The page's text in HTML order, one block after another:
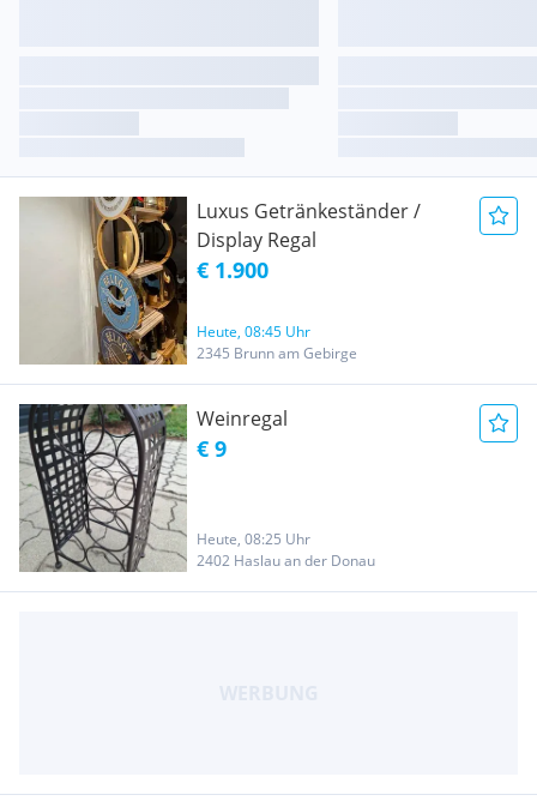
Luxus Getränkeständer /
Display Regal
€ 1.900
Heute, 08:45 Uhr
2345 Brunn am Gebirge
Weinregal
€ 9
Heute, 08:25 Uhr
2402 Haslau an der Donau